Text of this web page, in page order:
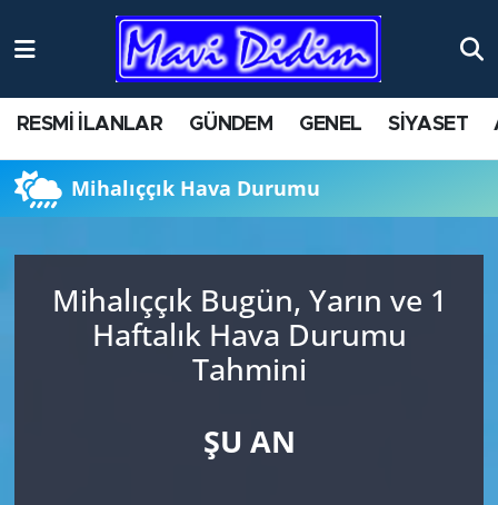
RESMİ İLANLAR GÜNDEM GENEL SİYASET
Mihalıççık Hava Durumu
Mihalıççık Bugün, Yarın ve 1
Haftalık Hava Durumu
Tahmini
ŞU AN
ANTİK YERLER
AYDIN
BİLİM VE TEKNOLOJİ
ÇEVRE
Nöbetçi Eczaneler
Namaz Vakitleri
Trafik Durumu
Süper Lig Puan Durumu ve Fikstür
Tüm Manşetler